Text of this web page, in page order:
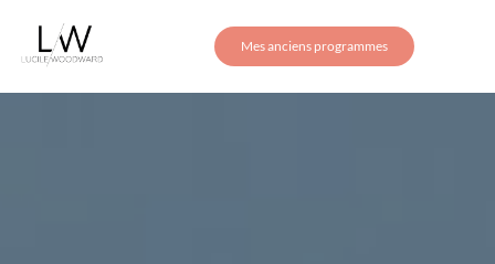
Mes anciens programmes